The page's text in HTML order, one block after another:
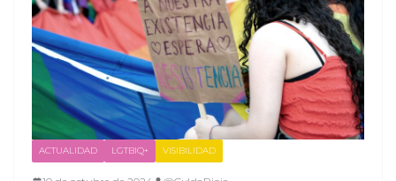
ACTUALIDAD LGTBIQ+ VISIBILIDAD